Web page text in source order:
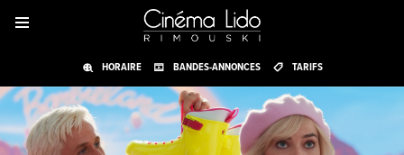
HORAIRE BANDES-ANNONCES TARIFS